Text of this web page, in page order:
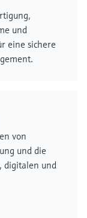
und
eine sichere
von
und die
digitalen und